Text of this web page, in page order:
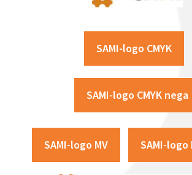
SAMI-logo CMYK
SAMI-logo CMYK nega
SAMI-logo MV SAMI-logo